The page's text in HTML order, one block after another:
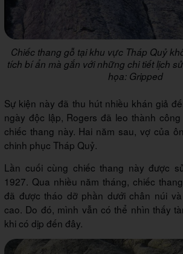
Chiếc thang gỗ tại khu vực Tháp Quỷ
tích bí ẩn mà gắn với những chi tiết lịch
họa: Gripped
Sự kiện này đã thu hút nhiều khán giả
ngày độc lập, Rogers đã leo thành
chiếc thang này. Hai năm sau, vợ của
chinh phục Tháp Quỷ.
Lần cuối cùng chiếc thang này được
1927. Qua nhiều năm tháng, chiếc
đã được tháo dỡ phần dưới chân núi
cao. Do đó, mình vẫn có thể nhìn thấy
khi có dịp đến đây.